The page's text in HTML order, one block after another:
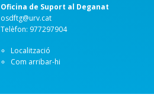
Oficina de Suport al Deganat
osdftg@urv.cat
Telèfon: 977297904
Localització
Com arribar-hi